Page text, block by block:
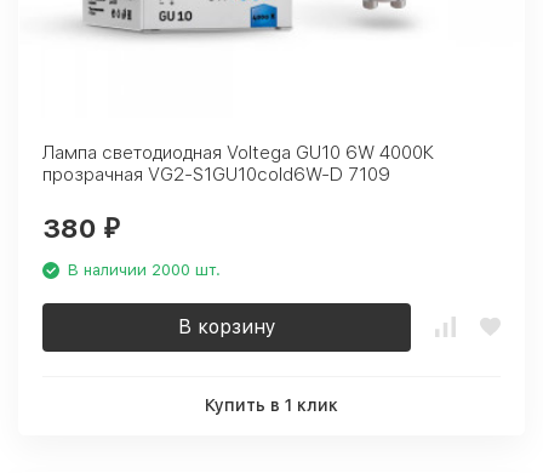
Лампа светодиодная Voltega GU10 6W 4000К
прозрачная VG2-S1GU10cold6W-D 7109
380 ₽
В наличии 2000 шт.
В корзину
Купить в 1 клик